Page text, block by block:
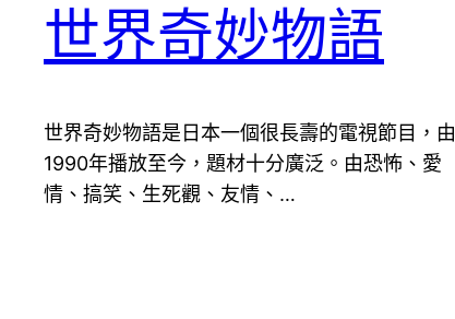
世界奇妙物語
世界奇妙物語是日本一個很長壽的電視節目，由
1990年播放至今，題材十分廣泛。由恐怖、愛
情、搞笑、生死觀、友情、…